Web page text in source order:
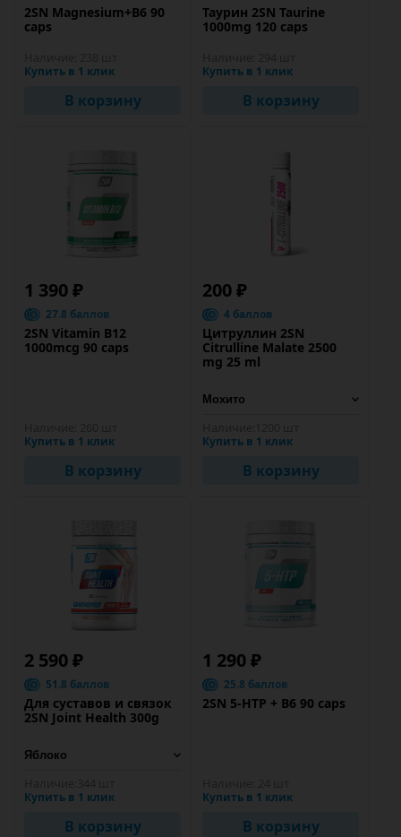
2SN Magnesium+B6 90
caps
Купить в 1 клик
В корзину
Таурин 2SN Taurine
1000mg 120 caps
Купить в 1 клик
В корзину
1 390 ₽
27.8 баллов
2SN Vitamin B12
1000mcg 90 caps
Купить в 1 клик
В корзину
200 ₽
4 баллов
Цитруллин 2SN
Citrulline Malate 2500
mg 25 ml
Купить в 1 клик
В корзину
2 590 ₽
51.8 баллов
Для суставов и связок
2SN Joint Health 300g
Купить в 1 клик
В корзину
1 290 ₽
25.8 баллов
2SN 5-HTP + B6 90 caps
Купить в 1 клик
В корзину